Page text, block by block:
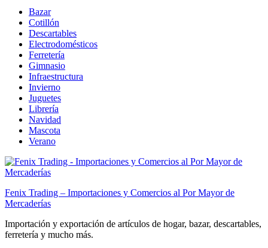
Bazar
Cotillón
Descartables
Electrodomésticos
Ferretería
Gimnasio
Infraestructura
Invierno
Juguetes
Librería
Navidad
Mascota
Verano
Fenix Trading – Importaciones y Comercios al Por Mayor de
Mercaderías
Importación y exportación de artículos de hogar, bazar, descartables,
ferretería y mucho más.